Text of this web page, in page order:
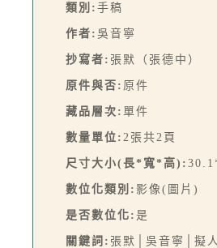
類別: 手稿
作者: 吳音寧
抄寫者: 張默（張德中）
原件與否: 原件
藏品層次: 單件
數量單位: 2張共2頁
尺寸大小(長*寬*高):
數位化類別: 影像(圖片)
是否數位化: 是
關鍵詞: 張默│吳音寧│擬